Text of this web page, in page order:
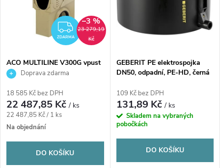
p
r
o
d
s
p
r
o
ZDARMA
ZDARMA
23 279,19
Kč
–3 %
ACO MULTILINE V300G vpust
500mm, s odtokem DN160,
Doprava zdarma
18 585 Kč bez DPH
22 487,85 Kč/ ks
Měrná
cena:
22 487,85 Kč / 1 ks
Na objednání
DO KOŠÍKU
GEBERIT PE elektrospojka
DN50, odpadní, PE-HD, černá
109 Kč bez DPH
131,89 Kč/ ks
Skladem na vybraných
pobočkách
DO KOŠÍKU